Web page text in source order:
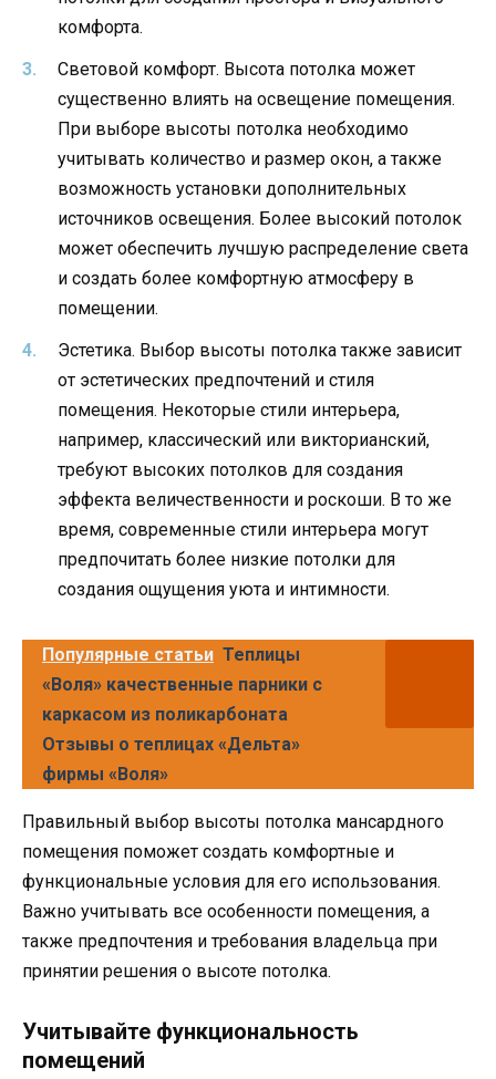
комфорта.
Световой комфорт. Высота потолка может
существенно влиять на освещение помещения.
При выборе высоты потолка необходимо
учитывать количество и размер окон, а также
возможность установки дополнительных
источников освещения. Более высокий потолок
может обеспечить лучшую распределение света
и создать более комфортную атмосферу в
помещении.
Эстетика. Выбор высоты потолка также зависит
от эстетических предпочтений и стиля
помещения. Некоторые стили интерьера,
например, классический или викторианский,
требуют высоких потолков для создания
эффекта величественности и роскоши. В то же
время, современные стили интерьера могут
предпочитать более низкие потолки для
создания ощущения уюта и интимности.
Популярные статьи Теплицы
«Воля» качественные парники с
каркасом из поликарбоната
Отзывы о теплицах «Дельта»
фирмы «Воля»
Правильный выбор высоты потолка мансардного
помещения поможет создать комфортные и
функциональные условия для его использования.
Важно учитывать все особенности помещения, а
также предпочтения и требования владельца при
принятии решения о высоте потолка.
Учитывайте функциональность
помещений